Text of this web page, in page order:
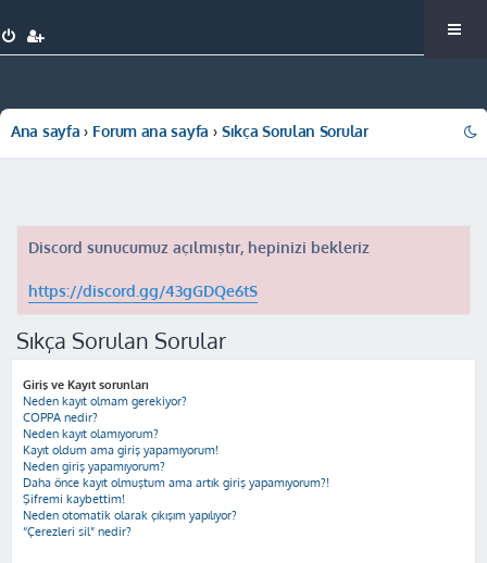
Ana sayfa Forum ana sayfa Sıkça Sorulan Sorular
Discord sunucumuz açılmıştır, hepinizi bekleriz
https://discord.gg/43gGDQe6tS
Sıkça Sorulan Sorular
Giriş ve Kayıt sorunları
Neden kayıt olmam gerekiyor?
COPPA nedir?
Neden kayıt olamıyorum?
Kayıt oldum ama giriş yapamıyorum!
Neden giriş yapamıyorum?
Daha önce kayıt olmuştum ama artık giriş yapamıyorum?!
Şifremi kaybettim!
Neden otomatik olarak çıkışım yapılıyor?
“Çerezleri sil” nedir?